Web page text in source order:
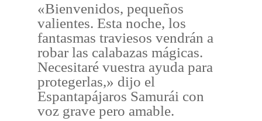
«Bienvenidos, pequeños
valientes. Esta noche, los
fantasmas traviesos vendrán a
robar las calabazas mágicas.
Necesitaré vuestra ayuda para
protegerlas,» dijo el
Espantapájaros Samurái con
voz grave pero amable.